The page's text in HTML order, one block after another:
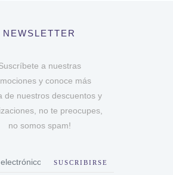
NEWSLETTER
a nuestras
y conoce más
de nuestros descuentos y
no te preocupes,
no somos spam!
SUSCRIBIRSE